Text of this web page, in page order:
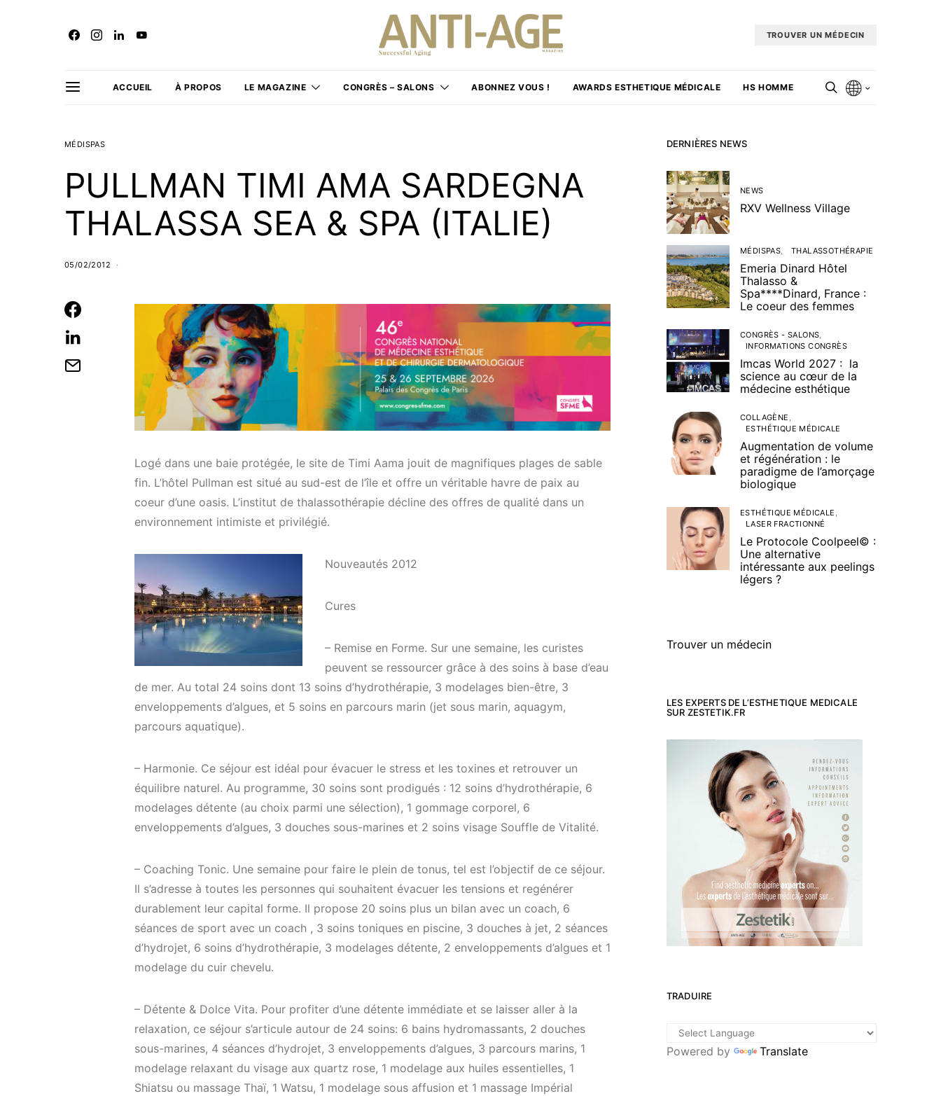
TROUVER UN MÉDECIN
ACCUEIL À PROPOS LE MAGAZINE CONGRÈS – SALONS ABONNEZ VOUS ! AWARDS ESTHETIQUE MÉDICALE HS HOMME
MÉDISPAS
PULLMAN TIMI AMA SARDEGNA
THALASSA SEA & SPA (ITALIE)
05/02/2012
Logé dans une baie protégée, le site de Timi Aama jouit de magnifiques plages de sable
fin. L’hôtel Pullman est situé au sud-est de l’île et offre un véritable havre de paix au
coeur d’une oasis. L’institut de thalassothérapie décline des offres de qualité dans un
environnement intimiste et privilégié.
Nouveautés 2012
Cures
– Remise en Forme. Sur une semaine, les curistes
peuvent se ressourcer grâce à des soins à base d’eau
de mer. Au total 24 soins dont 13 soins d’hydrothérapie, 3 modelages bien-être, 3
enveloppements d’algues, et 5 soins en parcours marin (jet sous marin, aquagym,
parcours aquatique).
– Harmonie. Ce séjour est idéal pour évacuer le stress et les toxines et retrouver un
équilibre naturel. Au programme, 30 soins sont prodigués : 12 soins d’hydrothérapie, 6
modelages détente (au choix parmi une sélection), 1 gommage corporel, 6
enveloppements d’algues, 3 douches sous-marines et 2 soins visage Souffle de Vitalité.
– Coaching Tonic. Une semaine pour faire le plein de tonus, tel est l’objectif de ce séjour.
Il s’adresse à toutes les personnes qui souhaitent évacuer les tensions et regénérer
durablement leur capital forme. Il propose 20 soins plus un bilan avec un coach, 6
séances de sport avec un coach , 3 soins toniques en piscine, 3 douches à jet, 2 séances
d’hydrojet, 6 soins d’hydrothérapie, 3 modelages détente, 2 enveloppements d’algues et 1
modelage du cuir chevelu.
– Détente & Dolce Vita. Pour profiter d’une détente immédiate et se laisser aller à la
relaxation, ce séjour s’articule autour de 24 soins: 6 bains hydromassants, 2 douches
sous-marines, 4 séances d’hydrojet, 3 enveloppements d’algues, 3 parcours marins, 1
modelage relaxant du visage aux quartz rose, 1 modelage aux huiles essentielles, 1
Shiatsu ou massage Thaï, 1 Watsu, 1 modelage sous affusion et 1 massage Impérial
DERNIÈRES NEWS
NEWS
RXV Wellness Village
MÉDISPAS THALASSOTHÉRAPIE
Emeria Dinard Hôtel
Thalasso &
Spa****Dinard, France :
Le coeur des femmes
CONGRÈS - SALONS
INFORMATIONS CONGRÈS
Imcas World 2027 : la
science au cœur de la
médecine esthétique
COLLAGÈNE
ESTHÉTIQUE MÉDICALE
Augmentation de volume
et régénération : le
paradigme de l’amorçage
biologique
ESTHÉTIQUE MÉDICALE
LASER FRACTIONNÉ
Le Protocole Coolpeel© :
Une alternative
intéressante aux peelings
légers ?
Trouver un médecin
LES EXPERTS DE L’ESTHETIQUE MEDICALE
SUR ZESTETIK.FR
TRADUIRE
Powered by Translate